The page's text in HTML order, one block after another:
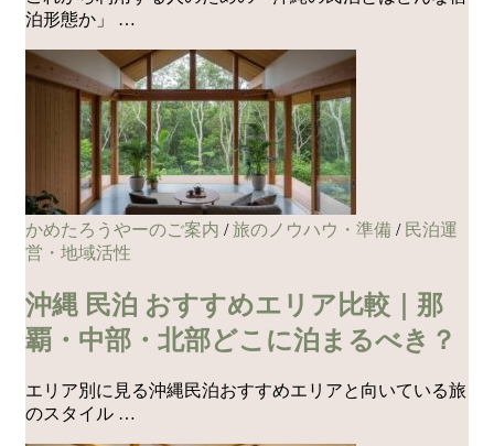
泊形態か」 …
かめたろうやーのご案内 /旅のノウハウ・準備 / 民泊運
営・地域活性
沖縄 民泊 おすすめエリア比較｜那
覇・中部・北部どこに泊まるべき？
エリア別に見る沖縄民泊おすすめエリアと向いている旅
のスタイル …